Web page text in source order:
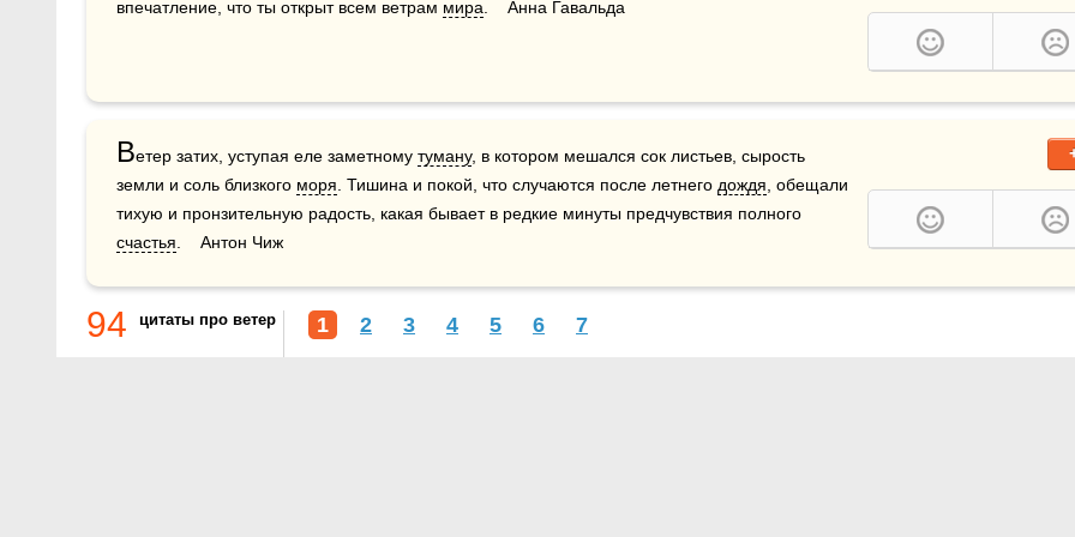
впечатление, что ты открыт всем ветрам мира .    Анна Гавальда
Ветер затих, уступая еле заметному туману, в котором мешался сок листьев, сырость
земли и соль близкого моря . Тишина и покой, что случаются после летнего дождя , обещали
счастья .    Антон Чиж
94 цитаты про ветер 1 2 3 4 5 6 7